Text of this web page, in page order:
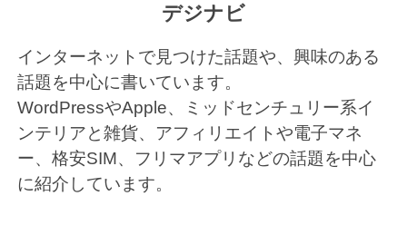
デジナビ
インターネットで見つけた話題や、興味のある
話題を中心に書いています。
WordPressやApple、ミッドセンチュリー系イ
ンテリアと雑貨、アフィリエイトや電子マネ
ー、格安SIM、フリマアプリなどの話題を中心
に紹介しています。